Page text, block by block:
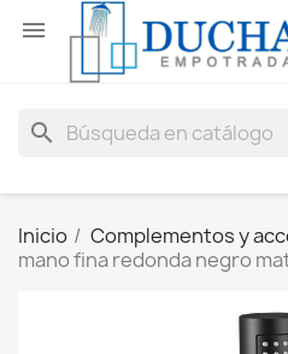

search
Inicio Complementos y
mano fina redonda negro